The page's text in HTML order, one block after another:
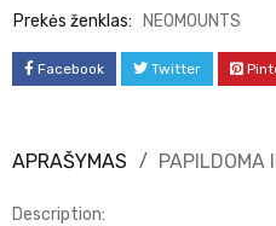
Prekės ženklas:
NEOMOUNTS
Facebook Twitter
APRAŠYMAS PAPILDOMA
Description: